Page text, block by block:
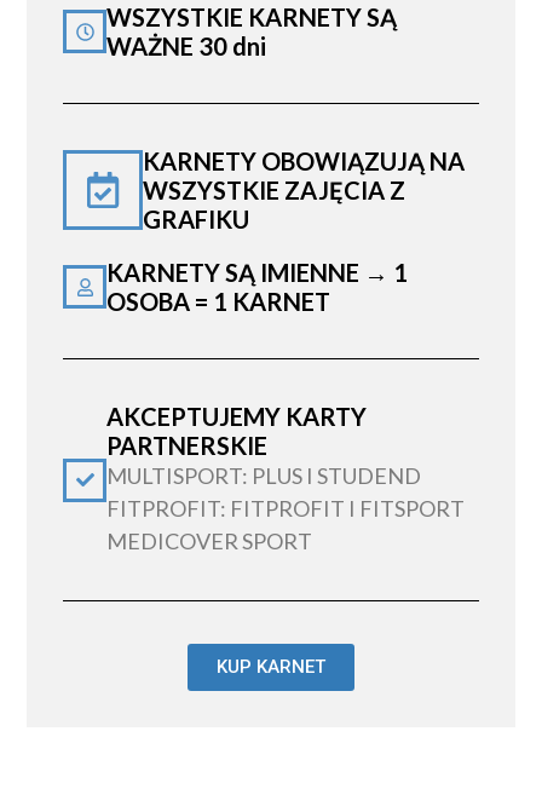
WSZYSTKIE KARNETY SĄ
WAŻNE 30 dni
KARNETY OBOWIĄZUJĄ NA
WSZYSTKIE ZAJĘCIA Z
GRAFIKU
KARNETY SĄ IMIENNE → 1
OSOBA = 1 KARNET
AKCEPTUJEMY KARTY
PARTNERSKIE
MULTISPORT: PLUS I STUDEND
FITPROFIT: FITPROFIT I FITSPORT
MEDICOVER SPORT
KUP KARNET